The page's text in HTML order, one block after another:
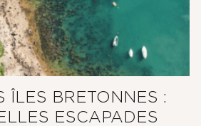
ÎLES BRETONNES :
ESCAPADES